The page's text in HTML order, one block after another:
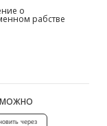
о
рабстве
МОЖНО
через